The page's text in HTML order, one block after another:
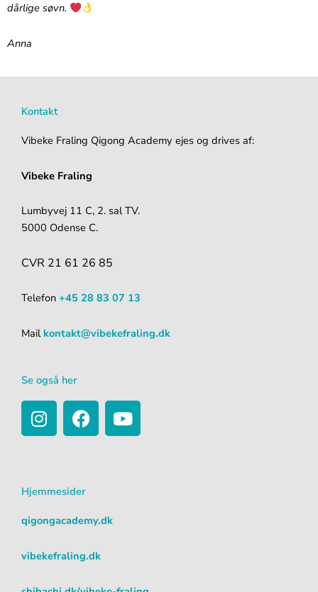
dårlige søvn.
Anna
Kontakt
Vibeke Fraling Qigong Academy ejes og drives af:
Vibeke Fraling
Lumbyvej 11 C, 2. sal TV.
5000 Odense C.
CVR 21 61 26 85
Telefon +45 28 83 07 13
Mailkontakt@vibekefraling.dk
Se også her
I
n
s
g
r
a
m
F
a
c
o
o
k
Y
o
u
Hjemmesider
qigongacademy.dk
vibekefraling.dk